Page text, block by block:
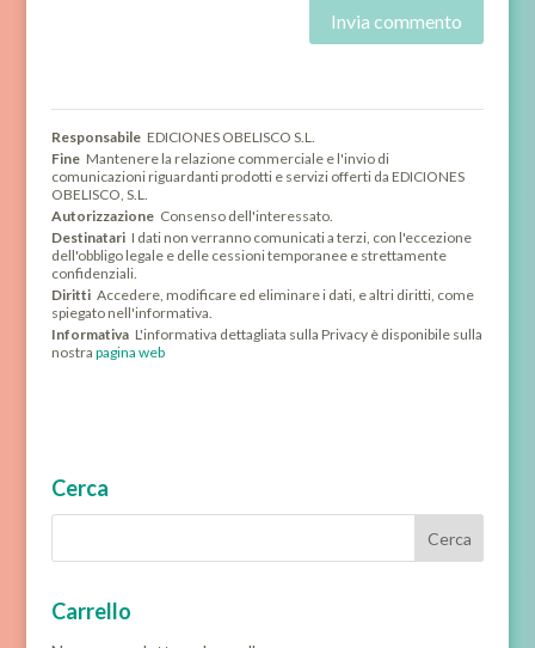
Responsabile EDICIONES OBELISCO S.L.
Fine Mantenere la relazione commerciale e l'invio di
comunicazioni riguardanti prodotti e servizi offerti da EDICIONES
OBELISCO, S.L.
Autorizzazione Consenso dell'interessato.
Destinatari I dati non verranno comunicati a terzi, con l'eccezione
dell'obbligo legale e delle cessioni temporanee e strettamente
confidenziali.
Diritti Accedere, modificare ed eliminare i dati, e altri diritti, come
spiegato nell'informativa.
Informativa L'informativa dettagliata sulla Privacy è disponibile sulla
nostra pagina web
Cerca
Carrello